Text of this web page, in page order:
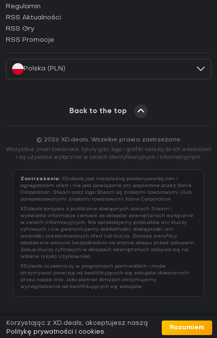
Jak aktywować klucz GOG (CD Key)?
Jak aktywować klucz Ubisoft Connect (CD Key)?
Jak aktywować klucz EA App (CD Key)?
Regulamin
RSS Aktualności
RSS Gry
RSS Promocje
Polska (PLN)
Back to the top
© 2026 XD.deals. Wszelkie prawa zastrzeżone.
Wszystkie znaki towarowe, tytuły gier, logo i grafiki należą do ich właścicieli
i są używane wyłącznie w celach identyfikacyjnych i informacyjnych.
Zastrzeżenie: XD.deals jest niezależną porównywarką cen i
agregatorem ofert i nie jest powiązane ani wspierane przez Valve
Corporation. Steam oraz logo Steam są znakami towarowymi i/lub
zarejestrowanymi znakami towarowymi Valve Corporation.
XD.deals korzysta z publicznie dostępnych danych Steam i
wyświetla informacje cenowe ze sklepów zewnętrznych wyłącznie
w celach informacyjnych. Nie sprzedajemy produktów ani kluczy
cyfrowych i nie gwarantujemy dokładności, dostępności ani
ważności prezentowanych ofert lub kluczy. Zawsze weryfikuj
ostateczne warunki bezpośrednio na stronie sklepu przed zakupem.
Zakup kluczy cyfrowych w sklepach zewnętrznych odbywa się na
własne ryzyko Użytkownika.
XD.deals uczestniczy w programach partnerskich i może
otrzymywać prowizję od kwalifikujących się zakupów dokonanych
przez nasze linki. Jako partner Amazon otrzymujemy
wynagrodzenie od kwalifikujących się zakupów.
Korzystając z XD.deals, akceptujesz naszą
Politykę prywatności i cookies
Rozumiem